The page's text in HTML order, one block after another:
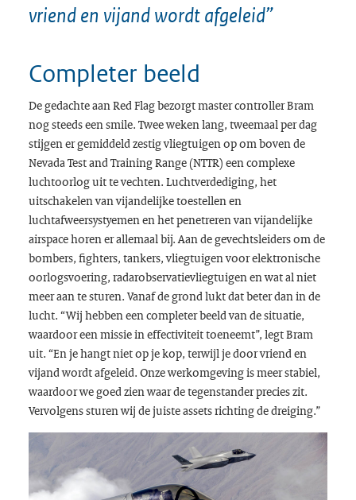
vriend en vijand wordt afgeleid”
Completer beeld
De gedachte aan Red Flag bezorgt master controller Bram
nog steeds een smile. Twee weken lang, tweemaal per dag
stijgen er gemiddeld zestig vliegtuigen op om boven de
Nevada Test and Training Range (NTTR) een complexe
luchtoorlog uit te vechten. Luchtverdediging, het
uitschakelen van vijandelijke toestellen en
luchtafweersystyemen en het penetreren van vijandelijke
airspace horen er allemaal bij. Aan de gevechtsleiders om de
bombers, fighters, tankers, vliegtuigen voor elektronische
oorlogsvoering, radarobservatievliegtuigen en wat al niet
meer aan te sturen. Vanaf de grond lukt dat beter dan in de
lucht. “Wij hebben een completer beeld van de situatie,
waardoor een missie in effectiviteit toeneemt”, legt Bram
uit. “En je hangt niet op je kop, terwijl je door vriend en
vijand wordt afgeleid. Onze werkomgeving is meer stabiel,
waardoor we goed zien waar de tegenstander precies zit.
Vervolgens sturen wij de juiste assets richting de dreiging.”